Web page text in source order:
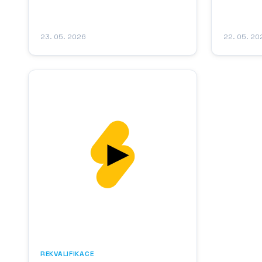
23. 05. 2026
pomůcek.
disciplínu,
22. 05.
REKVALIFIKACE